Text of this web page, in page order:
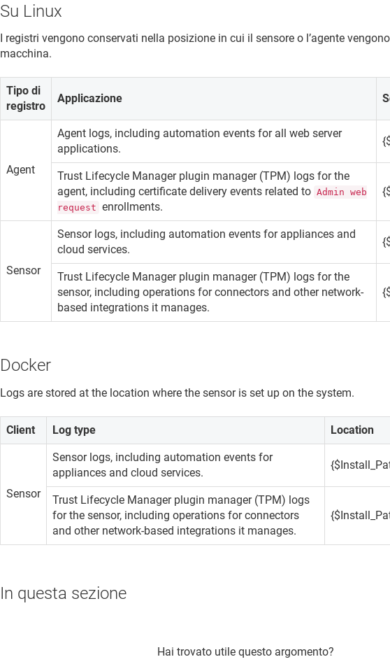
Su Linux
I registri vengono conservati nella posizione in cui il sensore o l’agente
macchina.
Tipo di
registro
Applicazione
Agent
Agent logs, including automation events for all web server
applications.
Trust Lifecycle Managerplugin manager (TPM) logs for the
agent, including certificate delivery events related to Admin web
request enrollments.
Sensor
Sensor logs, including automation events for appliances and
cloud services.
Trust Lifecycle Managerplugin manager (TPM) logs for the
sensor, including operations for connectors and other network-
based integrations it manages.
Docker
Logs are stored at the location where the sensor is set up on the system.
Client Log type Location
Sensor
Sensor logs, including automation events for
appliances and cloud services.
Trust Lifecycle Managerplugin manager (TPM) logs
for the sensor, including operations for connectors
and other network-based integrations it manages.
In questa sezione
Hai trovato utile questo argomento?